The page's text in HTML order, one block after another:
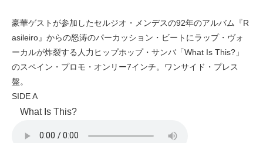
豪華ゲストが参加したセルジオ・メンデスの92年のアルバム『R
asileiro』からの怒涛のパーカッション・ビートにラップ・ヴォ
ーカルが炸裂する人力ヒップホップ・サンバ「What Is This?」
のスペイン・プロモ・オンリー7インチ。ワンサイド・プレス
盤。
SIDE A
What Is This?